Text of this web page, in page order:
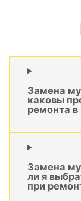
Замена
каковы
ремонта
Замена
ли я
при